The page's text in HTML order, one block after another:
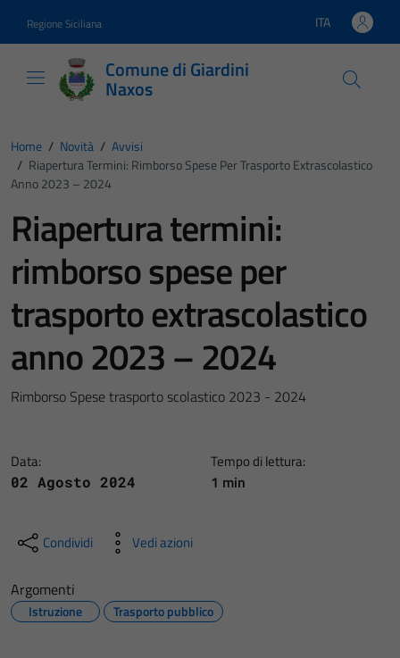
Regione Siciliana Lingua attiva:
ITA
Comune di Giardini
Naxos
Home / Novità / Avvisi
/ Riapertura Termini: Rimborso Spese Per Trasporto Extrascolastico
Anno 2023 – 2024
Riapertura termini:
rimborso spese per
trasporto extrascolastico
anno 2023 – 2024
Rimborso Spese trasporto scolastico 2023 - 2024
Data:
02 Agosto 2024
Tempo di lettura:
1 min
Condividi Vedi azioni
Argomenti
Istruzione Trasporto pubblico